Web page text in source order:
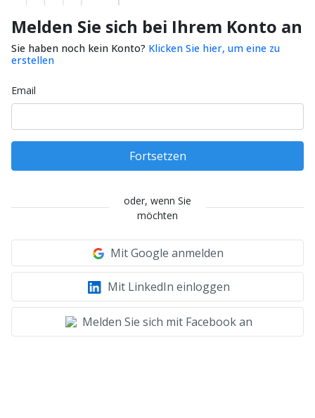
Melden Sie sich bei Ihrem Konto an
Sie haben noch kein Konto? Klicken Sie hier, um eine zu
erstellen
Email
Fortsetzen
oder, wenn Sie
möchten
Mit Google anmelden
Mit LinkedIn einloggen
Melden Sie sich mit Facebook an